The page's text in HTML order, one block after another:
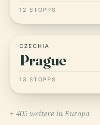
12 STOPPS
CZECHIA
Prague
13 STOPPS
+ 405 weitere in Europa